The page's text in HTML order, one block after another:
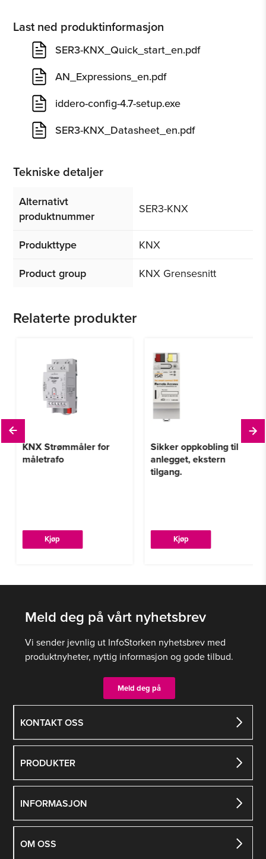
Last ned produktinformasjon
SER3-KNX_Quick_start_en.pdf
AN_Expressions_en.pdf
iddero-config-4.7-setup.exe
SER3-KNX_Datasheet_en.pdf
Tekniske detaljer
Alternativt
produktnummer
SER3-KNX
Produkttype
KNX
Product group
KNX Grensesnitt
Relaterte produkter
KNX Strømmåler for
måletrafo
Kjøp
Sikker oppkobling til
anlegget, ekstern
tilgang.
Kjøp
KONTAKT OSS
PRODUKTER
INFORMASJON
OM OSS
Meld deg på vårt nyhetsbrev
Vi sender jevnlig ut InfoStorken nyhetsbrev med
produktnyheter, nyttig informasjon og gode tilbud.
Meld deg på